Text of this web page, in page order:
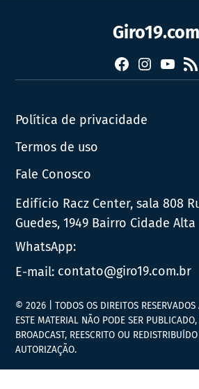
Giro19.com
FacebookInstagram
YouTube
RSS
Política de privacidade
Termos de uso
Fale Conosco
Edifício Racz Center, sala 808
Guedes, 1949 Bairro Cidade Alta
WhatsApp:
E-mail: contato@giro19.com.br
© 2026 | TODOS OS DIREITOS RESERVADOS
ESTE MATERIAL NÃO PODE SER
BROADCAST, REESCRITO OU
AUTORIZAÇÃO.